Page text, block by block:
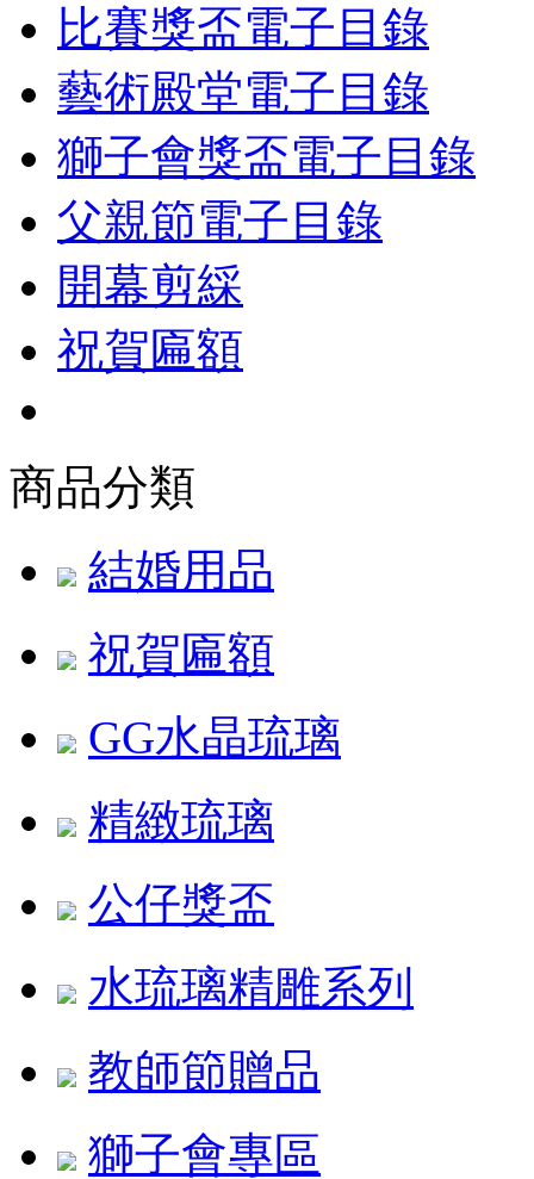
比賽獎盃電子目錄
藝術殿堂電子目錄
獅子會獎盃電子目錄
父親節電子目錄
開幕剪綵
祝賀匾額
商品分類
結婚用品
祝賀匾額
GG水晶琉璃
精緻琉璃
公仔獎盃
水琉璃精雕系列
教師節贈品
獅子會專區